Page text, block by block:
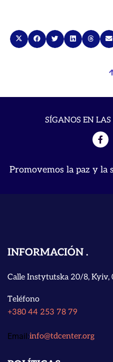
SÍGANOS EN LAS
Promovemos la paz y la
INFORMACIÓN
Calle Instytutska 20/8, Kyiv,
Teléfono
+380 44 253 78 79
Email:info@tdcenter.org